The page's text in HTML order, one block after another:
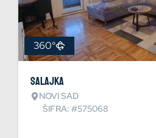
360°
Salajka
NOVI SAD
ŠIFRA: #575068